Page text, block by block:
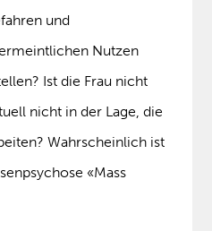
und
Nutzen
Ist die Frau nicht
nicht in der Lage, die
Wahrscheinlich ist
«Mass